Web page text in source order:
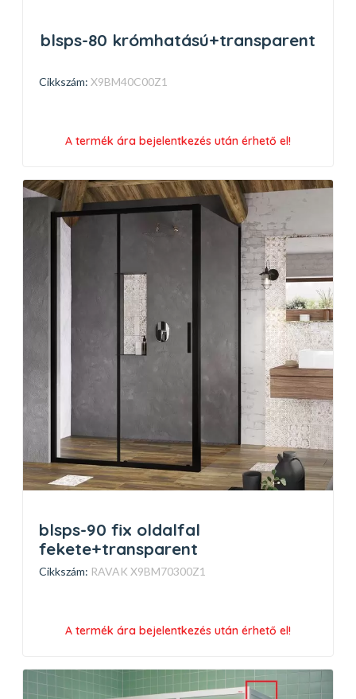
blsps-80 krómhatású+transparent
Cikkszám: X9BM40C00Z1
A termék ára bejelentkezés után érhető el!
blsps-90 fix oldalfal
fekete+transparent
Cikkszám: RAVAK X9BM70300Z1
A termék ára bejelentkezés után érhető el!